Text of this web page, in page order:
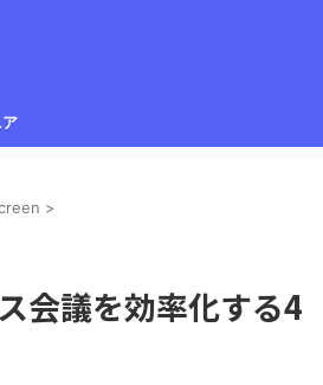
>
会議を効率化する4